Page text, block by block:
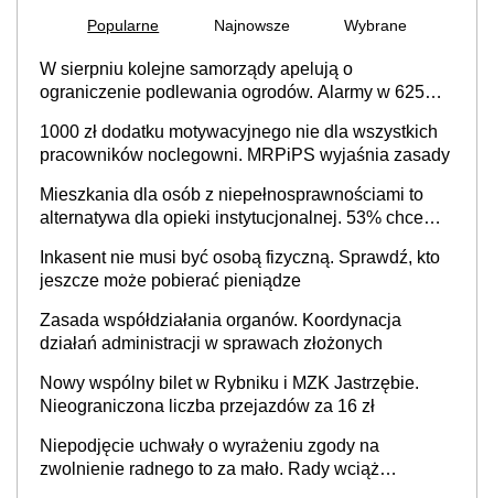
Popularne Najnowsze Wybrane
W sierpniu kolejne samorządy apelują o
ograniczenie podlewania ogrodów. Alarmy w 625
cały kraj
1000 zł dodatku motywacyjnego nie dla wszystkich
pracowników noclegowni. MRPiPS wyjaśnia zasady
Mieszkania dla osób z niepełnosprawnościami to
alternatywa dla opieki instytucjonalnej. 53% chce
Inkasent nie musi być osobą fizyczną. Sprawdź, kto
jeszcze może pobierać pieniądze
Zasada współdziałania organów. Koordynacja
działań administracji w sprawach złożonych
Nowy wspólny bilet w Rybniku i MZK Jastrzębie.
Nieograniczona liczba przejazdów za 16 zł
Niepodjęcie uchwały o wyrażeniu zgody na
zwolnienie radnego to za mało. Rady wciąż